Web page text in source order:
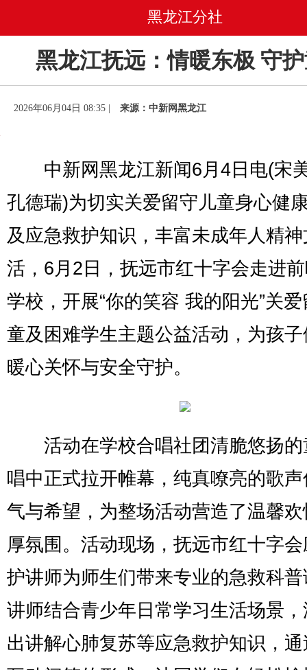
黑龙江分社
黑龙江抚远：情暖东极 守
2026年06月04日 08:35 | 来源：中新网黑龙江
中新网黑龙江新闻6月4日电(宋
孔德瑞)为切实关爱留守儿童身心健
及应急救护知识，丰富未成年人精
活，6月2日，抚远市红十字会走进
学校，开展“你的笑容 我的阳光”关
童及困难学生主题公益活动，为孩
暖心关怀与安全守护。
活动在学校合唱社团清脆悠扬的
唱中正式拉开帷幕，纯真嘹亮的歌
气与希望，为整场活动营造了温馨
厚氛围。活动现场，抚远市红十字
护讲师为师生们带来专业的急救科
讲师结合青少年日常学习生活场景
出讲解心肺复苏等应急救护知识，